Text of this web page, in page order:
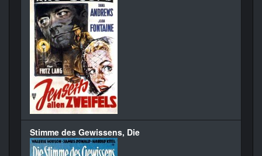
Stimme des Gewissens, Die